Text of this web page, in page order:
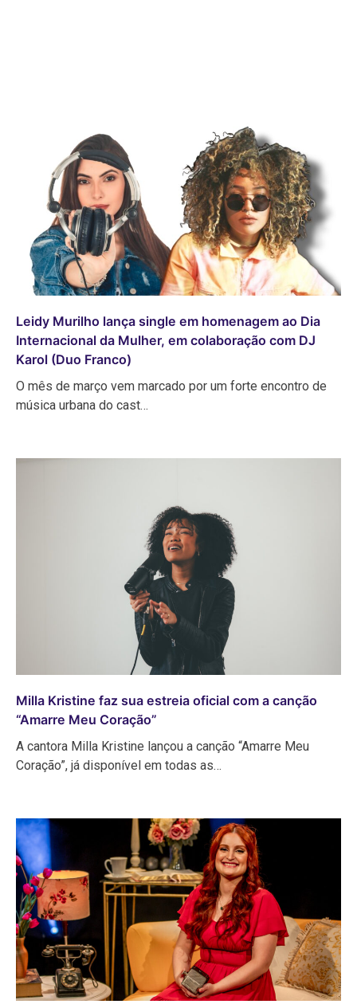
Leidy Murilho lança single em homenagem ao Dia
Internacional da Mulher, em colaboração com DJ
Karol (Duo Franco)
O mês de março vem marcado por um forte encontro de
música urbana do cast…
Milla Kristine faz sua estreia oficial com a canção
“Amarre Meu Coração”
A cantora Milla Kristine lançou a canção “Amarre Meu
Coração”, já disponível em todas as…